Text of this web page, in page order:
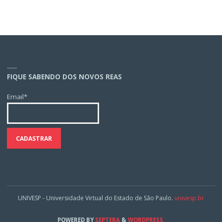
FIQUE SABENDO DOS NOVOS REAS
Email*
UNIVESP - Universidade Virtual do Estado de São Paulo. univesp.br
POWERED BYSEPTERA & WORDPRESS.